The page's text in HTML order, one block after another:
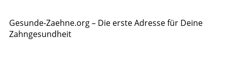
Gesunde-Zaehne.org – Die erste Adresse für Deine
Zahngesundheit